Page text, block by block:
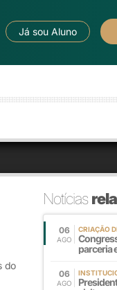
Já sou Aluno
do
Notícias
06
AGO
CRIAÇÃO
parceria
06
AGO